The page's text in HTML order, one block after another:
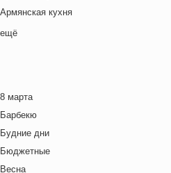
Армянская кухня
Белорусская
Венгерская кухня
Греческая кухня
Грузинская кухня
Еврейская кухня
ещё
8 марта
Барбекю
Будние дни
Бюджетные
Весна